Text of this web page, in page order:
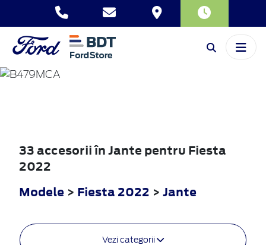
FIESTA
33 accesorii în Jante pentru Fiesta
2022
Modele > Fiesta 2022 > Jante
Vezi categorii